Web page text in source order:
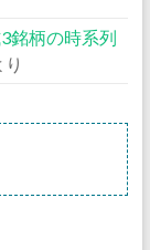
銘柄の時系列
り